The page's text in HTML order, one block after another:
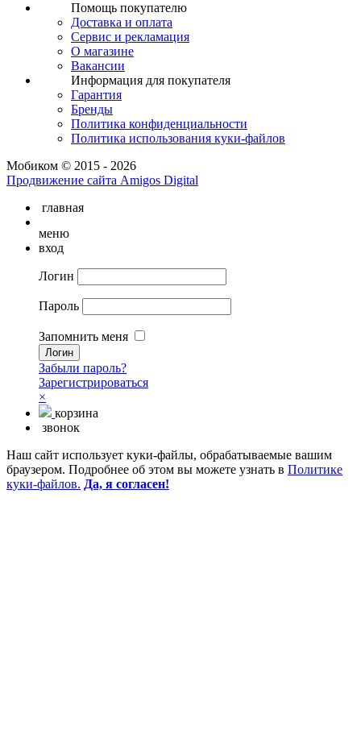
Помощь покупателю
Доставка и оплата
Сервис и рекламация
О магазине
Вакансии
Информация для покупателя
Гарантия
Бренды
Политика конфиденциальности
Политика использования куки-файлов
Мобиком © 2015 - 2026
Продвижение сайта Amigos Digital
главная
меню
вход
Логин
Пароль
Запомнить меня
Забыли пароль?
Зарегистрироваться
×
корзина
звонок
Наш сайт использует куки-файлы, обрабатываемые вашим
браузером. Подробнее об этом вы можете узнать в Политике
куки-файлов. Да, я согласен!